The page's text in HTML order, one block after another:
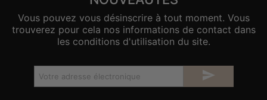
Vous pouvez vous désinscrire à tout moment. Vous
trouverez pour cela nos informations de contact dans
les conditions d'utilisation du site.
